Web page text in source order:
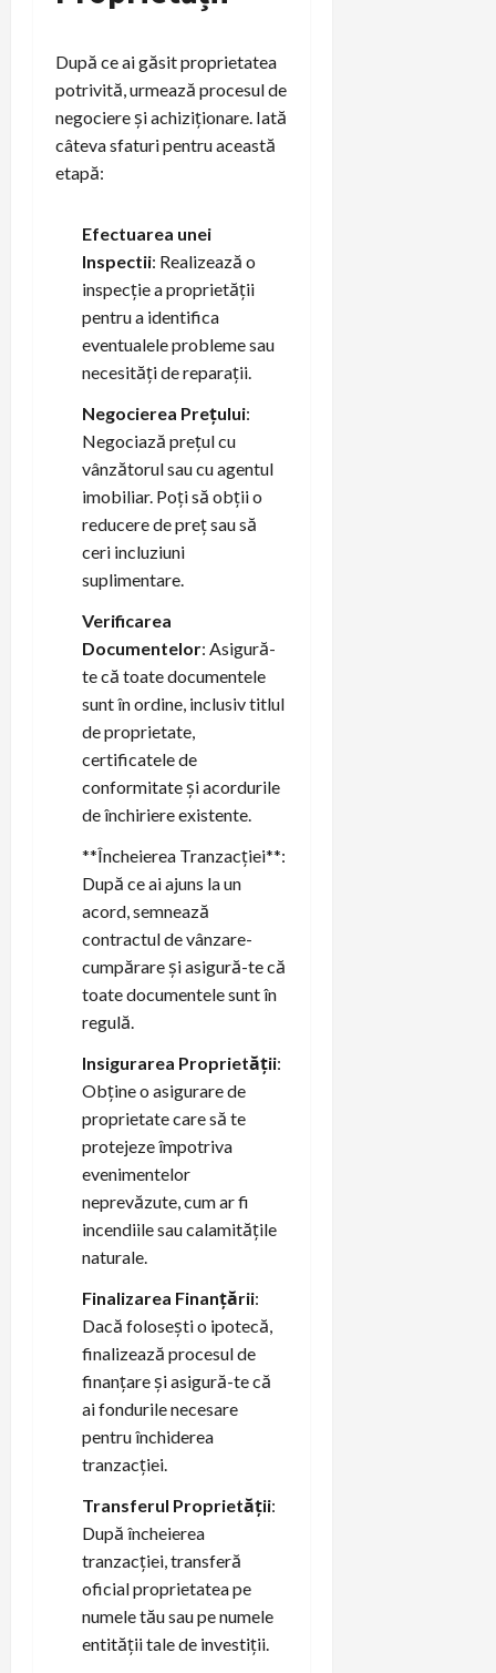
După ce ai găsit proprietatea
potrivită, urmează procesul de
negociere și achiziționare. Iată
câteva sfaturi pentru această
etapă:
Efectuarea unei
Inspectii: Realizează o
inspecție a proprietății
pentru a identifica
eventualele probleme sau
necesități de reparații.
Negocierea Prețului:
Negociază prețul cu
vânzătorul sau cu agentul
imobiliar. Poți să obții o
reducere de preț sau să
ceri incluziuni
suplimentare.
Verificarea
Documentelor: Asigură-
te că toate documentele
sunt în ordine, inclusiv titlul
de proprietate,
certificatele de
conformitate și acordurile
de închiriere existente.
**Încheierea Tranzacției**:
După ce ai ajuns la un
acord, semnează
contractul de vânzare-
cumpărare și asigură-te că
toate documentele sunt în
regulă.
Insigurarea Proprietății:
Obține o asigurare de
proprietate care să te
protejeze împotriva
evenimentelor
neprevăzute, cum ar fi
incendiile sau calamitățile
naturale.
Finalizarea Finanțării:
Dacă folosești o ipotecă,
finalizează procesul de
finanțare și asigură-te că
ai fondurile necesare
pentru închiderea
tranzacției.
Transferul Proprietății:
După încheierea
tranzacției, transferă
oficial proprietatea pe
numele tău sau pe numele
entității tale de investiții.